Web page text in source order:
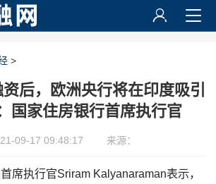
>
后，欧洲央行将在印度吸引
国家住房银行首席执行官
09-17 09:48:17 来源：
席执行官Sriram Kalyanaraman表示，